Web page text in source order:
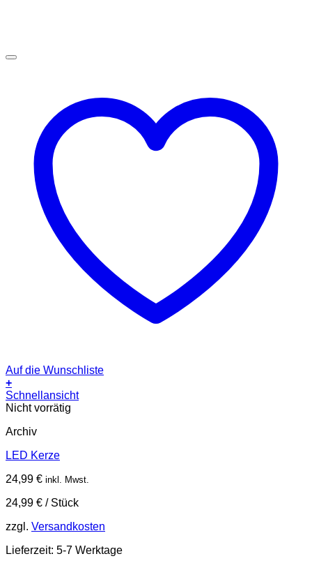
Auf die Wunschliste
+
Schnellansicht
Nicht vorrätig
Archiv
LED Kerze
24,99 € inkl. Mwst.
24,99 € / Stück
zzgl. Versandkosten
Lieferzeit: 5-7 Werktage